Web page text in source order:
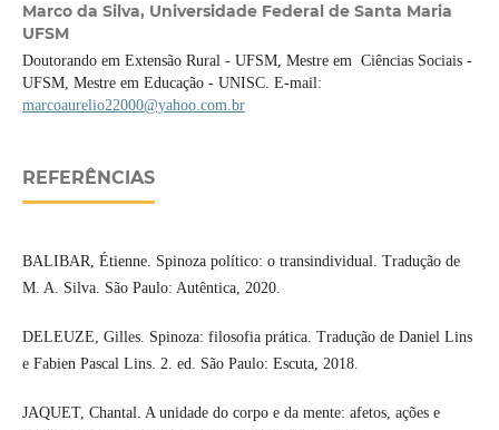
Marco da Silva, Universidade Federal de Santa Maria
UFSM
Doutorando em Extensão Rural - UFSM, Mestre em Ciências Sociais -
UFSM, Mestre em Educação - UNISC. E-mail:
marcoaurelio22000@yahoo.com.br
REFERÊNCIAS
BALIBAR, Étienne. Spinoza político: o transindividual. Tradução de
M. A. Silva. São Paulo: Autêntica, 2020.
DELEUZE, Gilles. Spinoza: filosofia prática. Tradução de Daniel Lins
e Fabien Pascal Lins. 2. ed. São Paulo: Escuta, 2018.
JAQUET, Chantal. A unidade do corpo e da mente: afetos, ações e